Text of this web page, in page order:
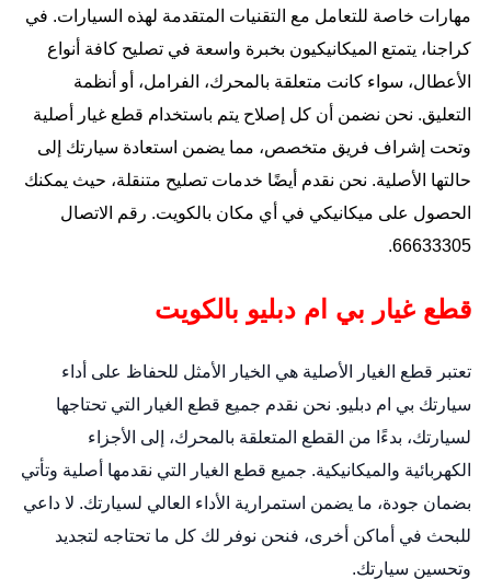
مهارات خاصة للتعامل مع التقنيات المتقدمة لهذه السيارات. في
كراجنا، يتمتع الميكانيكيون بخبرة واسعة في تصليح كافة أنواع
الأعطال، سواء كانت متعلقة بالمحرك، الفرامل، أو أنظمة
التعليق. نحن نضمن أن كل إصلاح يتم باستخدام قطع غيار أصلية
وتحت إشراف فريق متخصص، مما يضمن استعادة سيارتك إلى
حالتها الأصلية. نحن نقدم أيضًا خدمات تصليح متنقلة، حيث يمكنك
الحصول على ميكانيكي في أي مكان بالكويت. رقم الاتصال
66633305.
قطع غيار بي ام دبليو بالكويت
تعتبر قطع الغيار الأصلية هي الخيار الأمثل للحفاظ على أداء
سيارتك بي ام دبليو. نحن نقدم جميع قطع الغيار التي تحتاجها
لسيارتك، بدءًا من القطع المتعلقة بالمحرك، إلى الأجزاء
الكهربائية والميكانيكية. جميع قطع الغيار التي نقدمها أصلية وتأتي
بضمان جودة، ما يضمن استمرارية الأداء العالي لسيارتك. لا داعي
للبحث في أماكن أخرى، فنحن نوفر لك كل ما تحتاجه لتجديد
وتحسين سيارتك.